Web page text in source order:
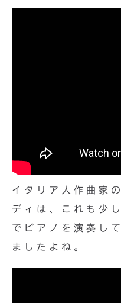
イタリア人作曲家
ディは、これも少
でピアノを演奏し
ましたよね。